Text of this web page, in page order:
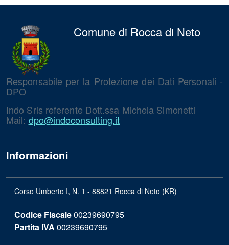
Comune di Rocca di Neto
Responsabile per la Protezione dei Dati Personali -
DPO
Indo Srls referente Dott.ssa Michela Simonetti
Mail: dpo@indoconsulting.it
Informazioni
Corso Umberto I, N. 1 - 88821 Rocca di Neto (KR)
Codice Fiscale00239690795
Partita IVA 00239690795